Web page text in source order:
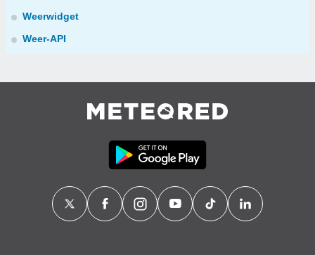
Weerwidget
Weer-API